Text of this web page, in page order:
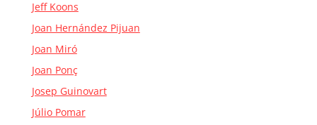
Jeff Koons
Joan Hernández Pijuan
Joan Miró
Joan Ponç
Josep Guinovart
Júlio Pomar